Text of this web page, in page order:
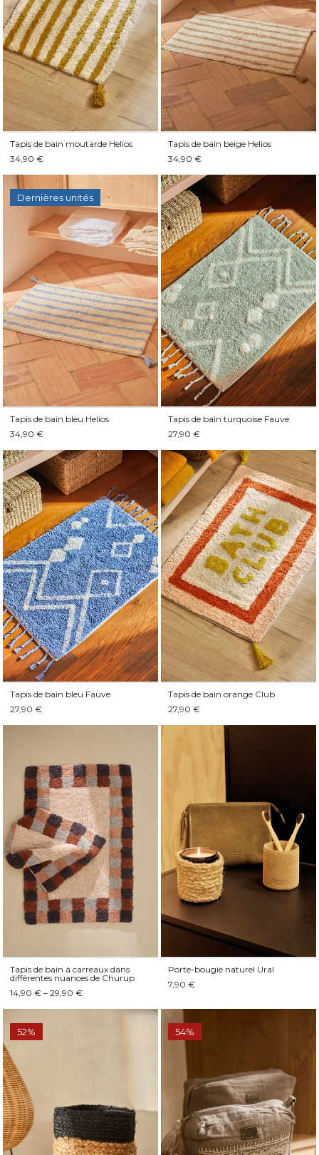
Tapis de bain moutarde Helios
34,90 €
Tapis de bain beige Helios
34,90 €
Dernières unités
Tapis de bain bleu Helios
34,90 €
Tapis de bain turquoise Fauve
27,90 €
Tapis de bain bleu Fauve
27,90 €
Tapis de bain orange Club
27,90 €
Tapis de bain à carreaux dans
différentes nuances de Churup
14,90 € – 29,90 €
Porte-bougie naturel Ural
7,90 €
52% 54%